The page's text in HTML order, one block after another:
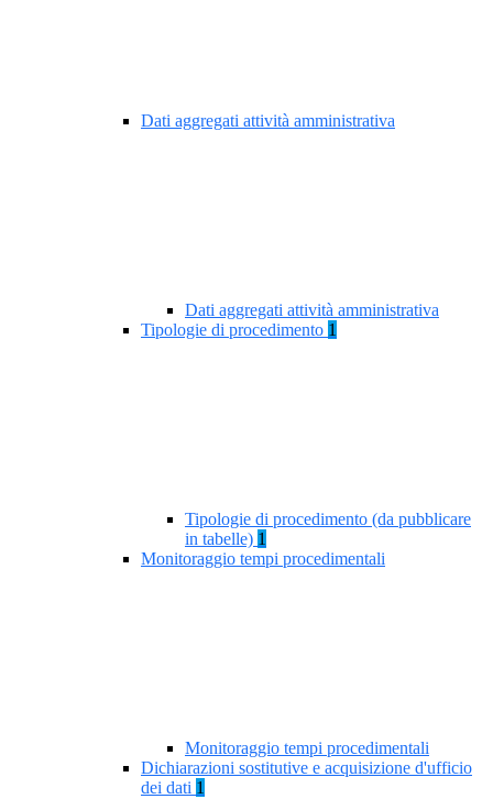
Dati aggregati attività amministrativa
Dati aggregati attività amministrativa
Tipologie di procedimento 1
Tipologie di procedimento (da pubblicare
in tabelle) 1
Monitoraggio tempi procedimentali
Monitoraggio tempi procedimentali
Dichiarazioni sostitutive e acquisizione d'ufficio
dei dati 1